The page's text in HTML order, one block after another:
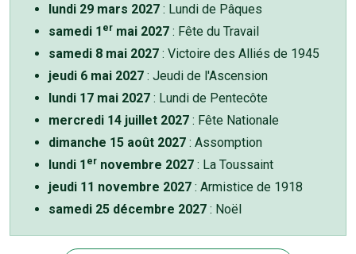
lundi 29 mars 2027 : Lundi de Pâques
samedi 1 er mai 2027 : Fête du Travail
samedi 8 mai 2027 : Victoire des Alliés de 1945
jeudi 6 mai 2027 : Jeudi de l'Ascension
lundi 17 mai 2027 : Lundi de Pentecôte
mercredi 14 juillet 2027 : Fête Nationale
dimanche 15 août 2027 : Assomption
lundi 1 er novembre 2027 : La Toussaint
jeudi 11 novembre 2027 : Armistice de 1918
samedi 25 décembre 2027 : Noël